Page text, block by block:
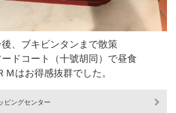
、ブキビンタンまで散策
ドコート（十號胡同）で昼食
はお得感抜群でした。
ピングセンター